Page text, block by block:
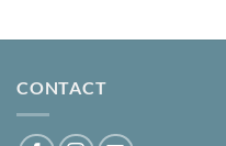
CONTACT